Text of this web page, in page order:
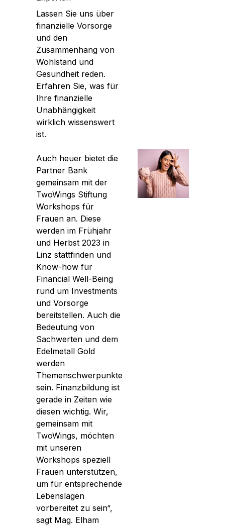
Lassen Sie uns über
finanzielle Vorsorge
und den
Zusammenhang von
Wohlstand und
Gesundheit reden.
Erfahren Sie, was für
Ihre finanzielle
Unabhängigkeit
wirklich wissenswert
ist.
Auch heuer bietet die
Partner Bank
gemeinsam mit der
TwoWings Stiftung
Workshops für
Frauen an. Diese
werden im Frühjahr
und Herbst 2023 in
Linz stattfinden und
Know-how für
Financial Well-Being
rund um Investments
und Vorsorge
bereitstellen. Auch die
Bedeutung von
Sachwerten und dem
Edelmetall Gold
werden
Themenschwerpunkte
sein. Finanzbildung ist
gerade in Zeiten wie
diesen wichtig. Wir,
gemeinsam mit
TwoWings, möchten
mit unseren
Workshops speziell
Frauen unterstützen,
um für entsprechende
Lebenslagen
vorbereitet zu sein“,
sagt Mag. Elham